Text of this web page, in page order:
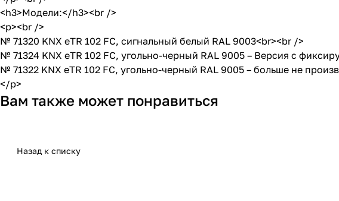
<h3>Модели:</h3><br />
<p><br />
№ 71320 KNX eTR 102 FC, сигнальный белый RAL 9003<br><br />
№ 71324 KNX eTR 102 FC, угольно-черный RAL 9005 – Версия с
№ 71322 KNX eTR 102 FC, угольно-черный RAL 9005 – больше не
</p>
Вам также может понравиться
Назад к списку